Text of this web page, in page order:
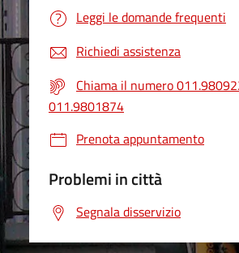
Leggi le domande frequenti
Richiedi assistenza
Chiama il numero
011.9801874
Prenota appuntamento
Problemi in città
Segnala disservizio